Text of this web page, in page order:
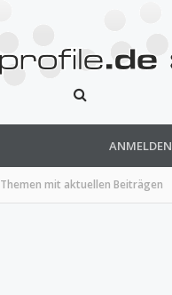
Themen mit aktuellen Beiträgen
ANMELDEN